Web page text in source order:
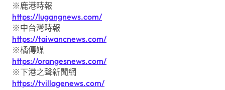
※鹿港時報
https://lugangnews.com/
※中台灣時報
https://taiwancnews.com/
※橘傳媒
https://orangesnews.com/
※下港之聲新聞網
https://tvillagenews.com/